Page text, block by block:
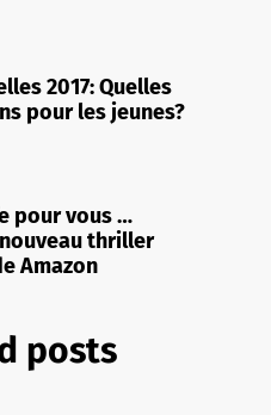
2017: Quelles
pour les jeunes?
pour vous …
thriller
Amazon
posts